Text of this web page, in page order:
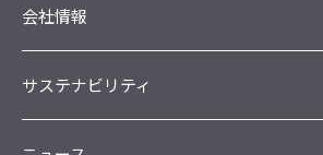
会社情報
サステナビリティ